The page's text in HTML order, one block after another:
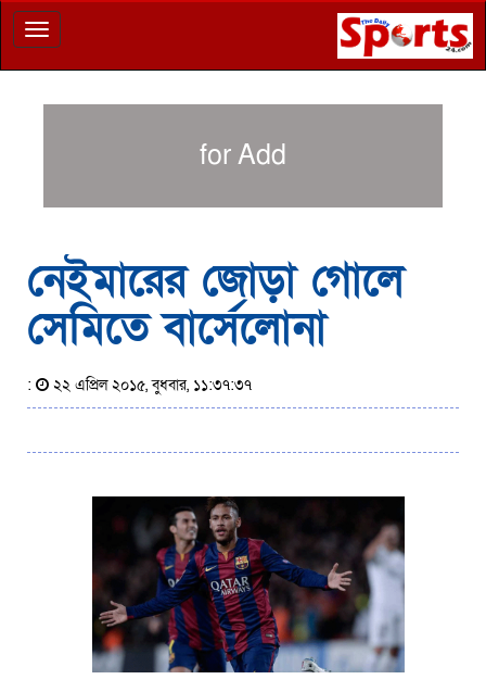
Toggle
navigation
for Add
নেইমারের জোড়া গোলে
সেমিতে বার্সেলোনা
: ২২ এপ্রিল ২০১৫, বুধবার, ১১:৩৭:৩৭